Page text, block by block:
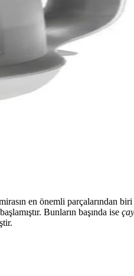
en önemli parçalarından
Bunların başında ise